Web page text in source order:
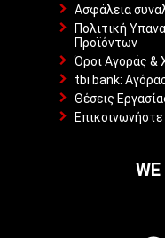
Ασφάλεια
Πολιτική
Προϊόντων
Όροι Αγοράς &
tbi bank:
Θέσεις
Επικοινωνήστε